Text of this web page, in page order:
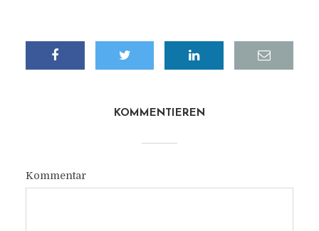
KOMMENTIEREN
Kommentar